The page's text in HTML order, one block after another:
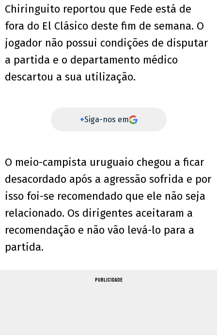
Chiringuito reportou que Fede está de
fora do El Clásico deste fim de semana. O
jogador não possui condições de disputar
a partida e o departamento médico
descartou a sua utilização.
+Siga-nos em
O meio-campista uruguaio chegou a ficar
desacordado após a agressão sofrida e por
isso foi-se recomendado que ele não seja
relacionado. Os dirigentes aceitaram a
recomendação e não vão levá-lo para a
partida.
PUBLICIDADE